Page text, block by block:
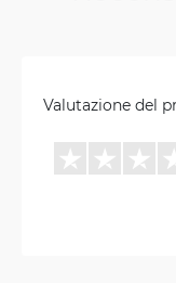
Valutazione del